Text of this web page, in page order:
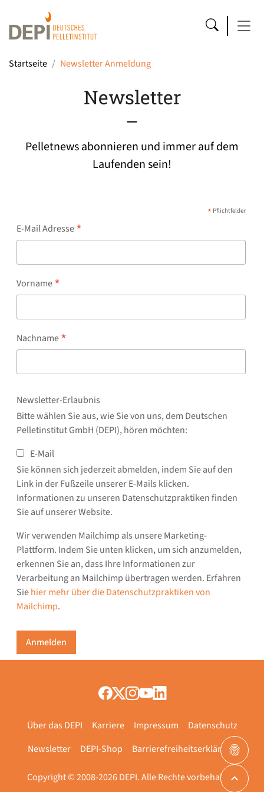
Startseite Newsletter Anmeldung
Newsletter
–
Pelletnews abonnieren und immer auf dem
Laufenden sein!
* Pflichtfelder
E-Mail Adresse*
Vorname*
Nachname*
Newsletter-Erlaubnis
Bitte wählen Sie aus, wie Sie von uns, dem Deutschen
Pelletinstitut GmbH (DEPI), hören möchten:
E-Mail
Sie können sich jederzeit abmelden, indem Sie auf den
Link in der Fußzeile unserer E-Mails klicken.
Informationen zu unseren Datenschutzpraktiken finden
Sie auf unserer Website.
Wir verwenden Mailchimp als unsere Marketing-
Plattform. Indem Sie unten klicken, um sich anzumelden,
erkennen Sie an, dass Ihre Informationen zur
Verarbeitung an Mailchimp übertragen werden. Erfahren
Siehier mehr über die Datenschutzpraktiken von
Mailchimp.
Copyright © 2008-2026 DEPI. Alle Rechte vorbehalten.
Über das DEPI Karriere Impressum
Datenschutz
Newsletter
DEPI-Shop Barrierefreiheitserklärung